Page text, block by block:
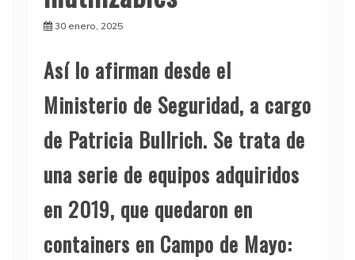
30 enero, 2025
Así lo afirman desde el
Ministerio de Seguridad, a cargo
de Patricia Bullrich. Se trata de
una serie de equipos adquiridos
en 2019, que quedaron en
containers en Campo de Mayo: